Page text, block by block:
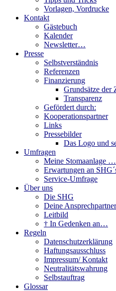
Vorlagen, Vordrucke
Kontakt
Gästebuch
Kalender
Newsletter…
Presse
Selbstverständnis
Referenzen
Finanzierung
Grundsätze der
Transparenz
Gefördert durch:
Kooperationspartner
Links
Pressebilder
Das Logo und
Umfragen
Meine Stomaanlage …
Erwartungen an
Service-Umfrage
Über uns
Die SHG
Deine Ansprechpartner
Leitbild
† In Gedenken an…
Regeln
Datenschutzerklärung
Haftungsausschluss
Impressum/ Kontakt
Neutralitätswahrung
Selbstauftrag
Glossar